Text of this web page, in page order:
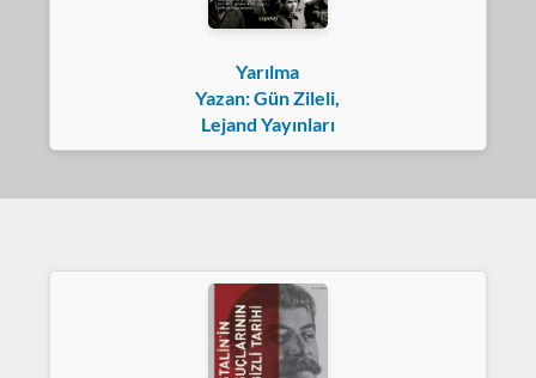
Yarılma
Yazan: Gün Zileli,
Lejand Yayınları